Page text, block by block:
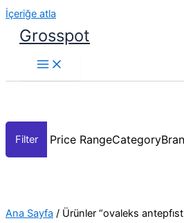
İçeriğe atla
Grosspot
Price RangeCategory
Ana Sayfa / Ürünler “ovaleks